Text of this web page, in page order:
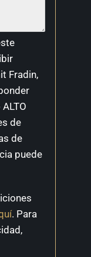
Fradin,
de
de
puede
. Para